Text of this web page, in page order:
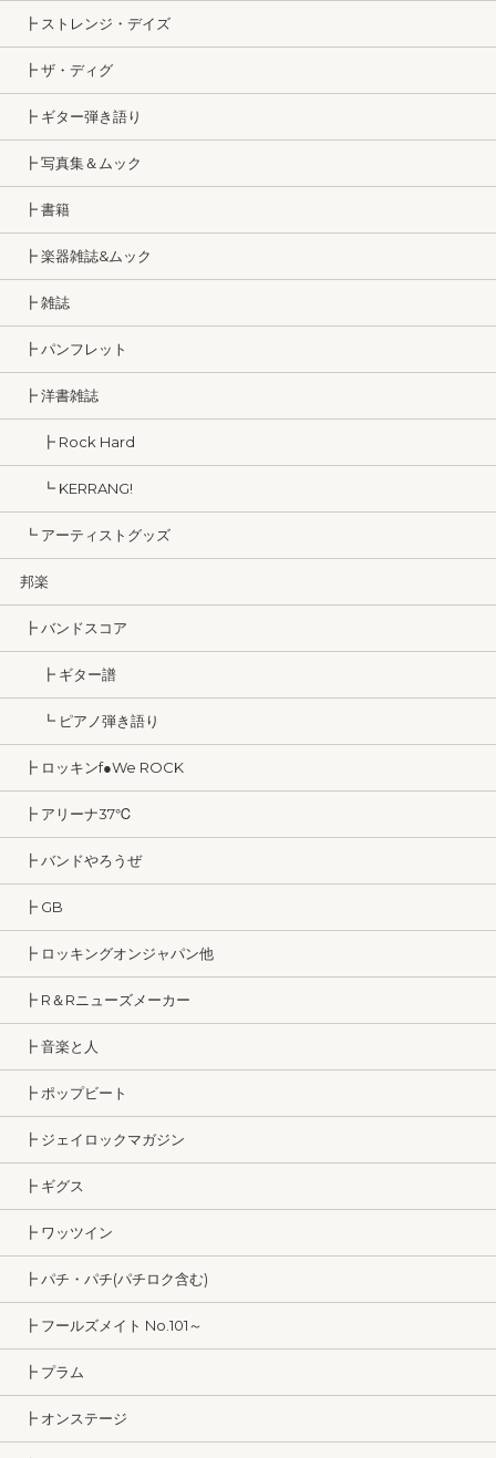
┣ ストレンジ・デイズ
┣ ザ・ディグ
┣ ギター弾き語り
┣ 写真集＆ムック
┣ 書籍
┣ 楽器雑誌&ムック
┣ 雑誌
┣ パンフレット
┣ 洋書雑誌
┣ Rock Hard
┗ KERRANG!
┗ アーティストグッズ
邦楽
┣ バンドスコア
┣ ギター譜
┗ ピアノ弾き語り
┣ ロッキンf●We ROCK
┣ アリーナ37℃
┣ バンドやろうぜ
┣ GB
┣ ロッキングオンジャパン他
┣ R＆Rニューズメーカー
┣ 音楽と人
┣ ポップビート
┣ ジェイロックマガジン
┣ ギグス
┣ ワッツイン
┣ パチ・パチ(パチロク含む)
┣ フールズメイト No.101～
┣ プラム
┣ オンステージ